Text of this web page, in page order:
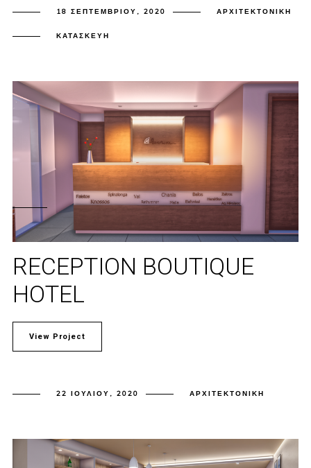
18 ΣΕΠΤΕΜΒΡΊΟΥ, 2020 ΑΡΧΙΤΕΚΤΟΝΙΚΉ
ΚΑΤΑΣΚΕΥΉ
RECEPTION BOUTIQUE
HOTEL
View Project
22 ΙΟΥΛΊΟΥ, 2020 ΑΡΧΙΤΕΚΤΟΝΙΚΉ